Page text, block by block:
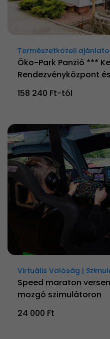
Természetközeli
Öko-Park Panzió ***
Rendezvényközpont
158 240 Ft-tól
Virtuális Valóság |
Speed maraton
mozgó szimulátoron
24 000 Ft